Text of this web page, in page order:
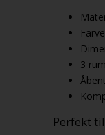
3
Perfekt